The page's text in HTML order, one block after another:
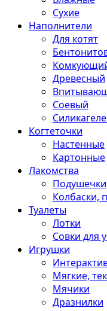
Сухие
Наполнители
Для котят
Древесный
Соевый
Когтеточки
Настенные
Картонные
Лакомства
Колбаски,
Туалеты
Лотки
Совки для
Игрушки
Мягкие,
Мячики
Дразнилки